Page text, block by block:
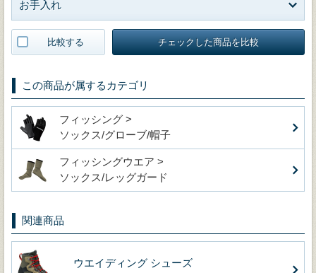
お手入れ
比較する チェックした商品を比較
この商品が属するカテゴリ
フィッシング >
ソックス/グローブ/帽子
フィッシングウエア >
ソックス/レッグガード
関連商品
ウエイディング シューズ